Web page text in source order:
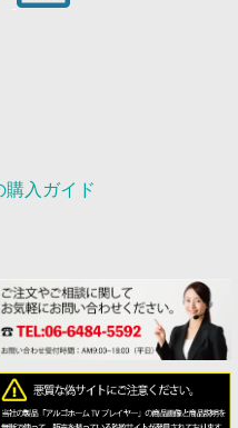
購入ガイド